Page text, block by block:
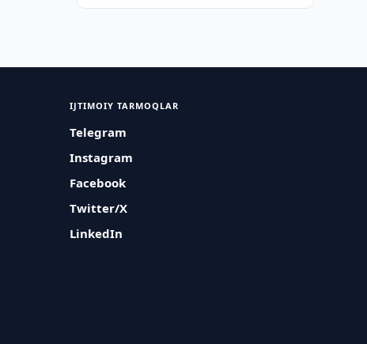
IJTIMOIY TARMOQLAR
Telegram
Instagram
Facebook
Twitter/X
LinkedIn